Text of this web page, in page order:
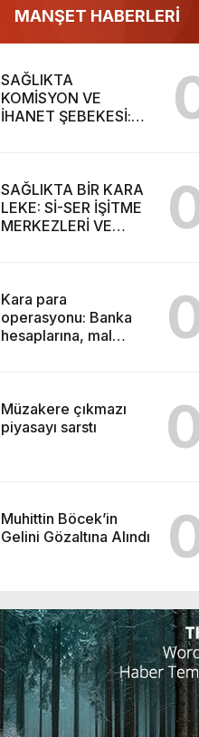
MANŞET HABERLERİ
SAĞLIKTA
KOMİSYON VE
İHANET ŞEBEKESİ:
VURGUNU!
SAĞLIKTA BİR KARA
LEKE: Sİ-SER İŞİTME
MERKEZLERİ VE
Kara para
operasyonu: Banka
hesaplarına, mal
Müzakere çıkmazı
piyasayı sarstı
Muhittin Böcek’in
Gelini Gözaltına Alındı